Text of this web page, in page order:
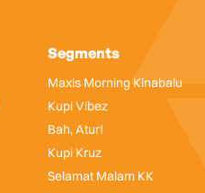
Segments
Maxis Morning Kinabalu
Kupi Vibez
Bah, Atur!
Kupi Kruz
Selamat Malam KK